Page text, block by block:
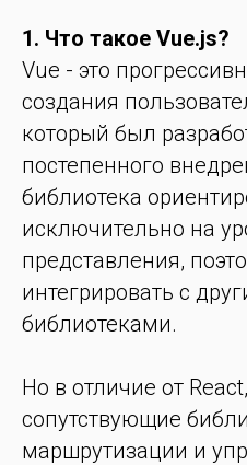
1. Что такое Vue.js?
Vue - это
создания
который был
постепенного
библиотека
исключительно на
представления,
интегрировать с
библиотеками.
Но в отличие от
сопутствующие
маршрутизации и